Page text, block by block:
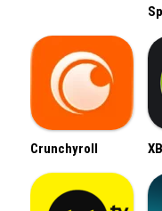
Crunchyroll